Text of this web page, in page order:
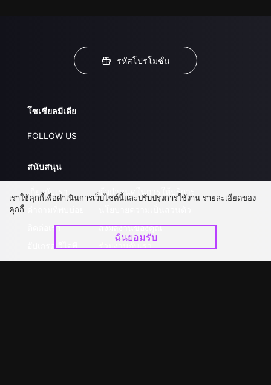
รหัสโปรโมชั่น
โซเชียลมีเดีย
FOLLOW US
สนับสนุน
เกี่ยวกับเรา
ติดต่อเรา
อัปเกรด วีไอพี
ข้อกำหนดในการให้บริการ
ส่งผลงานของคุณ
ร่วมงานกับเรา
เราใช้คุกกี้เพื่อดำเนินการเว็บไซต์นี้และปรับปรุงการใช้งาน รายละเอียดของ
คุกกี้
ฉันยอมรับ